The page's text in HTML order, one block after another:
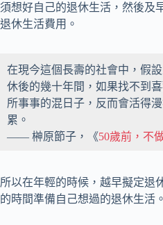
須想好自己的退休生活，然後及
退休生活費用。
在現今這個長壽的社會中，假
休後的幾十年間，如果找不到
所事事的混日子，反而會活得
累。
—— 榊原節子，《50歲前，不
所以在年輕的時候，越早擬定退
的時間準備自己想過的退休生活。